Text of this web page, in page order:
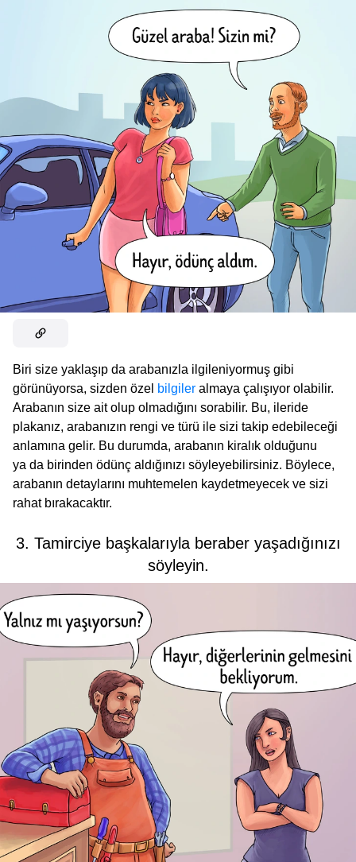
Biri size yaklaşıp da arabanızla ilgileniyormuş gibi
görünüyorsa, sizden özel bilgiler almaya çalışıyor olabilir.
Arabanın size ait olup olmadığını sorabilir. Bu, ileride
plakanız, arabanızın rengi ve türü ile sizi takip edebileceği
anlamına gelir. Bu durumda, arabanın kiralık olduğunu
ya da birinden ödünç aldığınızı söyleyebilirsiniz. Böylece,
arabanın detaylarını muhtemelen kaydetmeyecek ve sizi
rahat bırakacaktır.
3. Tamirciye başkalarıyla beraber yaşadığınızı
söyleyin.